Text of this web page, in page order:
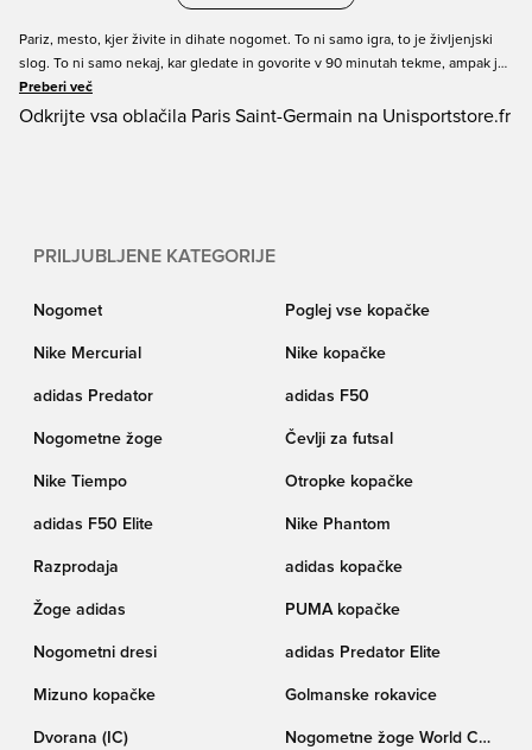
Pariz, mesto, kjer živite in dihate nogomet. To ni samo igra, to je življenjski
slog. To ni samo nekaj, kar gledate in govorite v 90 minutah tekme, ampak je
del vašega vsakdanjega življenja. Pridobite svojo življenjsko obleko Paris
Saint Germain pri Unisport še danes. Zagotavljamo enostavno nakupovanje
Preberi več
Odkrijte vsa oblačila Paris Saint-Germain na Unisportstore.fr
PRILJUBLJENE KATEGORIJE
Nogomet Poglej vse kopačke
Nike Mercurial Nike kopačke
adidas Predator adidas F50
Nogometne žoge Čevlji za futsal
Nike Tiempo Otropke kopačke
adidas F50 Elite Nike Phantom
Razprodaja adidas kopačke
Žoge adidas PUMA kopačke
Nogometni dresi adidas Predator Elite
Mizuno kopačke Golmanske rokavice
Dvorana (IC)
Nogometne žoge World Cup